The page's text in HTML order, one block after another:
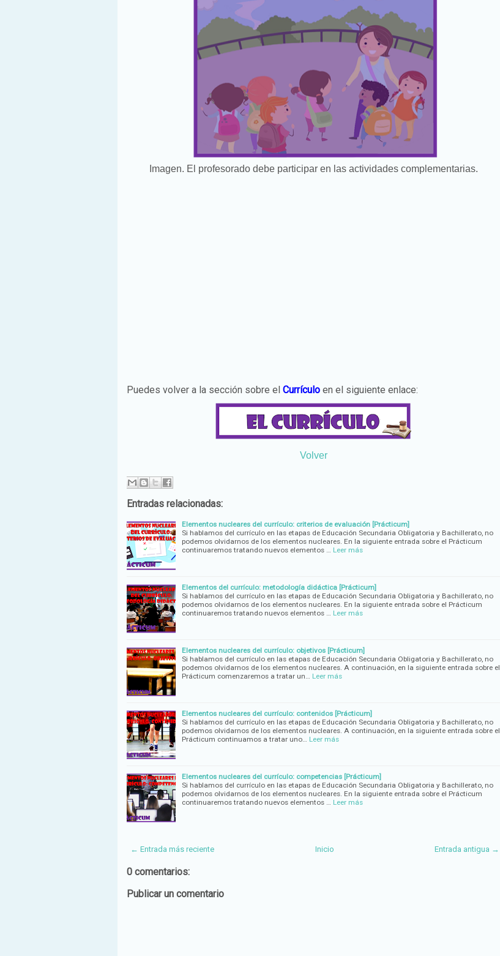
Imagen. El profesorado debe participar en las actividades complementarias.
Puedes volver a la sección sobre el Currículo en el siguiente enlace:
Volver
Entradas relacionadas:
Elementos nucleares del currículo: criterios de evaluación [Prácticum]
Si hablamos del currículo en las etapas de Educación Secundaria Obligatoria y Bachillerato, no
podemos olvidarnos de los elementos nucleares. En la siguiente entrada sobre el Prácticum
continuaremos tratando nuevos elementos … Leer más
Elementos del currículo: metodología didáctica [Prácticum]
Si hablamos del currículo en las etapas de Educación Secundaria Obligatoria y Bachillerato, no
podemos olvidarnos de los elementos nucleares. En la siguiente entrada sobre el Prácticum
continuaremos tratando nuevos elementos … Leer más
Elementos nucleares del currículo: objetivos [Prácticum]
Si hablamos del currículo en las etapas de Educación Secundaria Obligatoria y Bachillerato, no
podemos olvidarnos de los elementos nucleares. A continuación, en la siguiente entrada sobre el
Prácticum comenzaremos a tratar un… Leer más
Elementos nucleares del currículo: contenidos [Prácticum]
Si hablamos del currículo en las etapas de Educación Secundaria Obligatoria y Bachillerato, no
podemos olvidarnos de los elementos nucleares. A continuación, en la siguiente entrada sobre el
Prácticum continuamos a tratar uno… Leer más
Elementos nucleares del currículo: competencias [Prácticum]
Si hablamos del currículo en las etapas de Educación Secundaria Obligatoria y Bachillerato, no
podemos olvidarnos de los elementos nucleares. En la siguiente entrada sobre el Prácticum
continuaremos tratando nuevos elementos … Leer más
← Entrada más reciente Entrada antigua →
Inicio
0 comentarios:
Publicar un comentario